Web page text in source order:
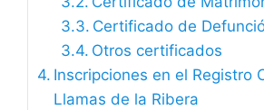
Certificado de
Otros certificados
Inscripciones en el Registro
Llamas de la Ribera